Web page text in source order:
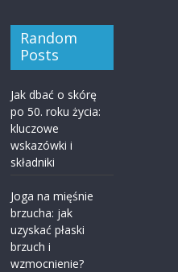
Random
Posts
Jak dbać o skórę
po 50. roku życia:
kluczowe
wskazówki i
składniki
Joga na mięśnie
brzucha: jak
uzyskać płaski
brzuch i
wzmocnienie?